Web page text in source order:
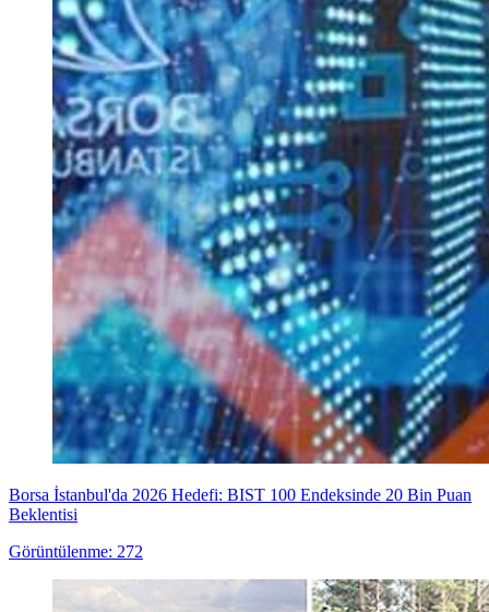
Borsa İstanbul'da 2026 Hedefi: BIST 100 Endeksinde 20 Bin Puan
Beklentisi
Görüntülenme: 272